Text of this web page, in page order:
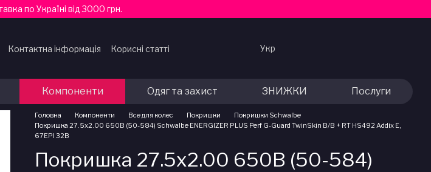
по Україні від 3000 грн.
Контактна інформація
Корисні статті
Укр
Компоненти Одяг та захист ЗНИЖКИ Послуги
Головна Компоненти Все для колес Покришки
Покришки Schwalbe
Покришка 27.5x2.00 650B (50-584) Schwalbe ENERGIZER PLUS Perf G-Guard TwinSkin B/B + RT HS492 Addix E,
67EPI 32B
Покришка 27.5x2.00 650B (50-584)